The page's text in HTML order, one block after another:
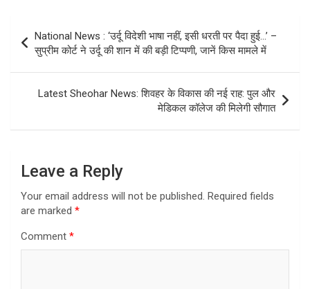
navigation
National News : ‘उर्दू विदेशी भाषा नहीं, इसी धरती पर पैदा हुई…’ –
सुप्रीम कोर्ट ने उर्दू की शान में की बड़ी टिप्पणी, जानें किस मामले में
Latest Sheohar News: शिवहर के विकास की नई राह: पुल और
मेडिकल कॉलेज की मिलेगी सौगात
Leave a Reply
Your email address will not be published. Required fields
are marked *
Comment *